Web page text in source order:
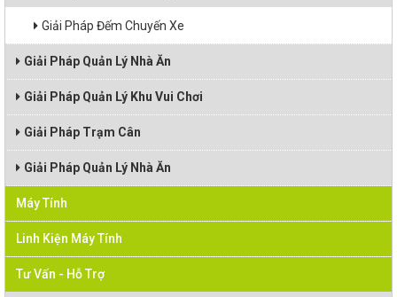
Giải Pháp Đếm Chuyến Xe
Giải Pháp Quản Lý Nhà Ăn
Giải Pháp Quản Lý Khu Vui Chơi
Giải Pháp Trạm Cân
Giải Pháp Quản Lý Nhà Ăn
Máy Tính
Linh Kiện Máy Tính
Tư Vấn - Hỗ Trợ